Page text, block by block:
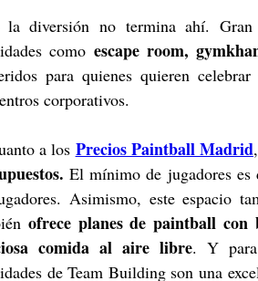
la diversión no termina ahí.
como escape room,
para quienes quieren
corporativos.
a los Precios Paintball Madrid
El mínimo de jugadores es
Asimismo, este espacio
ofrece planes de paintball
comida al aire libre. Y para
de Team Building son una